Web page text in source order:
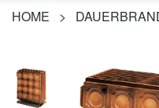
HOME >